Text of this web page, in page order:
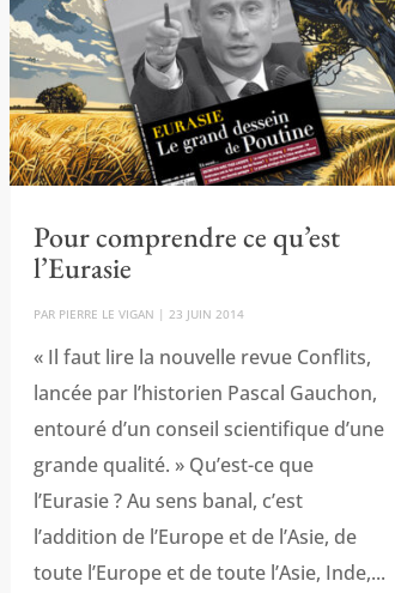
Pour comprendre ce qu’est
l’Eurasie
PAR PIERRE LE VIGAN | 23 JUIN 2014
« Il faut lire la nouvelle revue Conflits,
lancée par l’historien Pascal Gauchon,
entouré d’un conseil scientifique d’une
grande qualité. » Qu’est-ce que
l’Eurasie ? Au sens banal, c’est
l’addition de l’Europe et de l’Asie, de
toute l’Europe et de toute l’Asie, Inde,...